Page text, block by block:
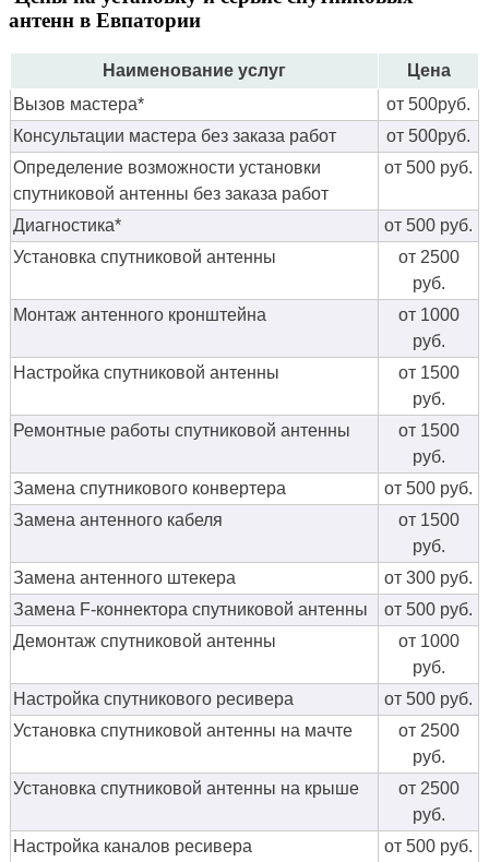
антенн в Евпатории
Наименование услуг
Цена
Вызов мастера*
от 500руб.
Консультации мастера без заказа работ
от 500руб.
Определение возможности установки
спутниковой антенны без заказа работ
от 500 руб.
Диагностика*
от 500 руб.
Установка спутниковой антенны
от 2500
руб.
Монтаж антенного кронштейна
от 1000
руб.
Настройка спутниковой антенны
от 1500
руб.
Ремонтные работы спутниковой антенны
от 1500
руб.
Замена спутникового конвертера
от 500 руб.
Замена антенного кабеля
от 1500
руб.
Замена антенного штекера
от 300 руб.
Замена F-коннектора спутниковой антенны
от 500 руб.
Демонтаж спутниковой антенны
от 1000
руб.
Настройка спутникового ресивера
от 500 руб.
Установка спутниковой антенны на мачте
от 2500
руб.
Установка спутниковой антенны на крыше
от 2500
руб.
Настройка каналов ресивера
от 500 руб.